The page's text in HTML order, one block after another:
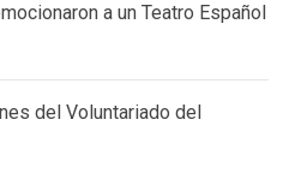
a un Teatro Español
del Voluntariado del